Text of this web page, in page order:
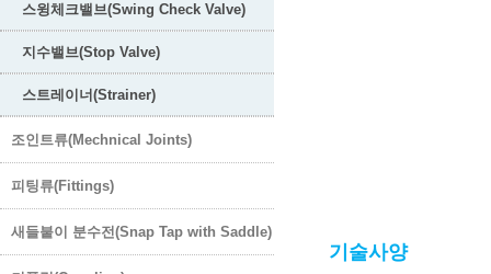
스윙체크밸브(Swing Check Valve)
지수밸브(Stop Valve)
스트레이너(Strainer)
조인트류(Mechnical Joints)
피팅류(Fittings)
새들붙이 분수전(Snap Tap with Saddle)
기술사양